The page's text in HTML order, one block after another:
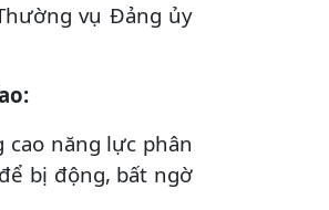
vụ Đảng ủy
năng lực phân
bị động, bất ngờ